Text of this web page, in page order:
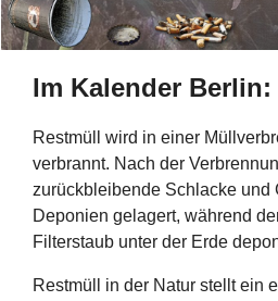
Im Kalender Berlin:
Restmüll wird in einer
verbrannt. Nach der
zurückbleibende Schlacke und
Deponien gelagert, während
Filterstaub unter der Erde
Restmüll in der Natur stellt ein